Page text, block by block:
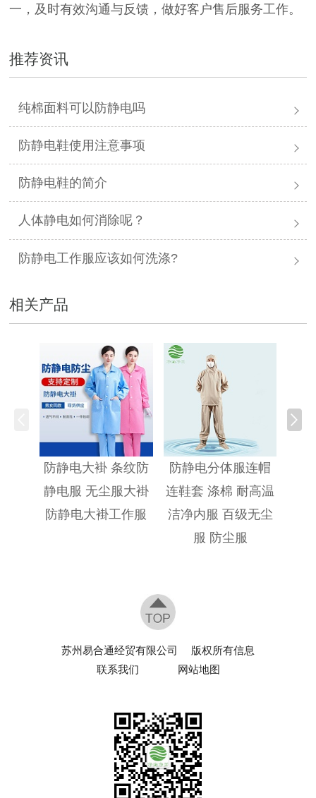
一，及时有效沟通与反馈，做好客户售后服务工作。
推荐资讯
纯棉面料可以防静电吗
防静电鞋使用注意事项
防静电鞋的简介
人体静电如何消除呢？
防静电工作服应该如何洗涤?
相关产品
防静电大褂 条纹防
静电服 无尘服大褂
防静电大褂工作服
防静电分体服连帽
连鞋套 涤棉 耐高温
洁净内服 百级无尘
服 防尘服
防
苏州易合通经贸有限公司
版权所有信息
联系我们
网站地图